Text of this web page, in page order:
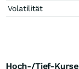
Volatilität
Hoch-/Tief-Kurse